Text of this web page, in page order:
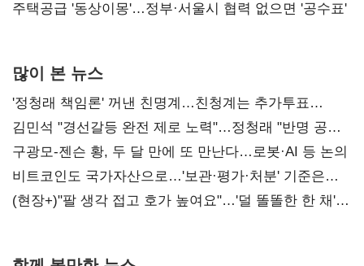
진실 밝혀야"
주택공급 '동상이몽'…정부·서울시 협력 없으면 '공수표'
많이 본 뉴스
'정청래 책임론' 꺼낸 친명계…친청계는 추가투표
때리기
김민석 "경선갈등 완전 제로 노력"…정청래 "반명 공세
사과부터"
구광모-젠슨 황, 두 달 만에 또 만난다…로봇·AI 등 논의
비트코인도 국가자산으로…'보관·평가·처분' 기준은
숙제
(현장+)"팔 생각 접고 호가 높여요"…'덜 똘똘한 한 채'